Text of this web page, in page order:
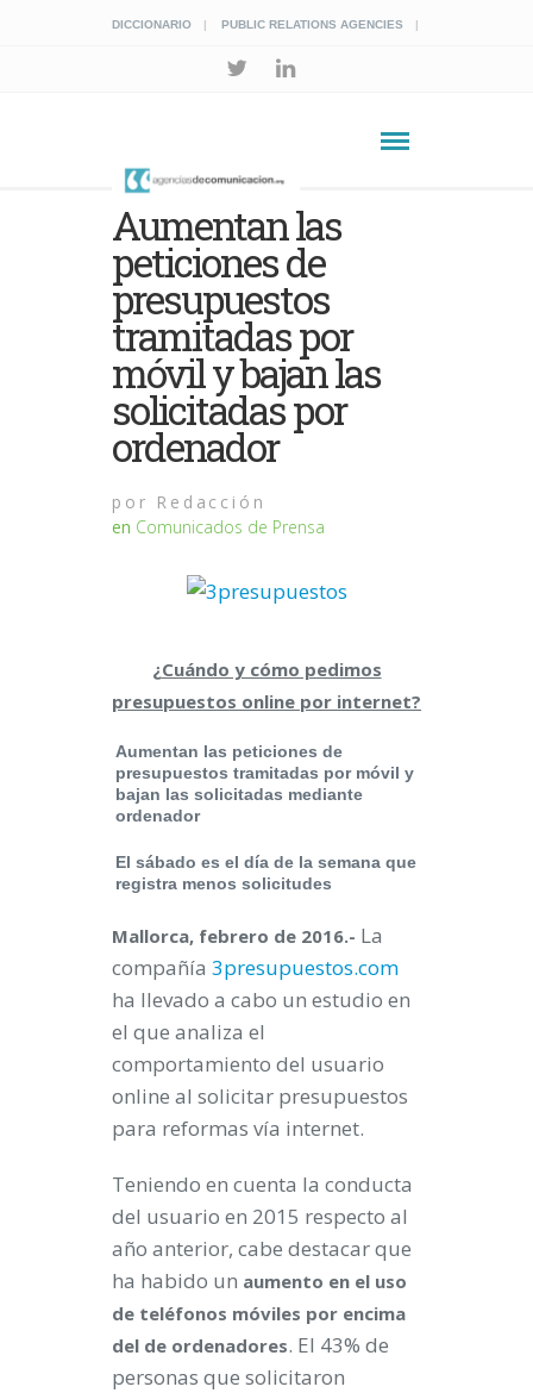
DICCIONARIO PUBLIC RELATIONS AGENCIES
Aumentan las
peticiones de
presupuestos
tramitadas por
móvil y bajan las
solicitadas por
ordenador
por Redacción
en Comunicados de Prensa
¿Cuándo y cómo pedimos
presupuestos online por internet?
Aumentan las peticiones de
presupuestos tramitadas por móvil y
bajan las solicitadas mediante
ordenador
El sábado es el día de la semana que
registra menos solicitudes
Mallorca, febrero de 2016.- La
compañía 3presupuestos.com
ha llevado a cabo un estudio en
el que analiza el
comportamiento del usuario
online al solicitar presupuestos
para reformas vía internet.
Teniendo en cuenta la conducta
del usuario en 2015 respecto al
año anterior, cabe destacar que
ha habido un aumento en el uso
de teléfonos móviles por encima
del de ordenadores. El 43% de
personas que solicitaron